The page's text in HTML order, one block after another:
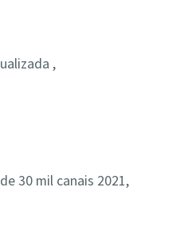
,
30 mil canais 2021,